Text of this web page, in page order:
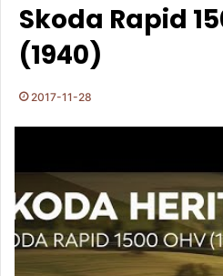
Skoda Rapid
(1940)
2017-11-28